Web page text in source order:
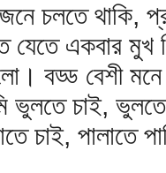
চলতে থাকি,
যেতে একবার মুখ
বড্ড বেশী মনে
ভুলতে চাই, ভুলতে
চাই, পালাতে